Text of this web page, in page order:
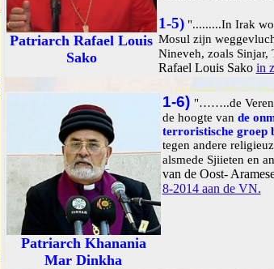
Patriarch Rafael Louis
Sako
1-5) ".........In Irak
Mosul zijn
Nineveh, zoals Sinjar,
Rafael Louis Sako in
Patriarch Khanania
Mar Dinkha
1-6) "……..de
de hoogte van de
terroristische groep
tegen andere
alsmede Sjiieten en
van de Oost-
8-2014 aan de VN.